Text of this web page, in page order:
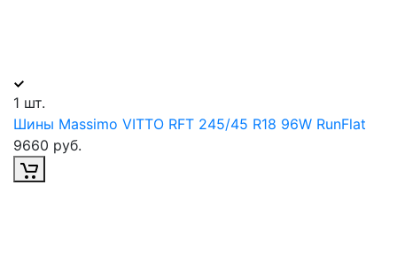
1 шт.
Шины Massimo VITTO RFT 245/45 R18 96W RunFlat
9660 руб.